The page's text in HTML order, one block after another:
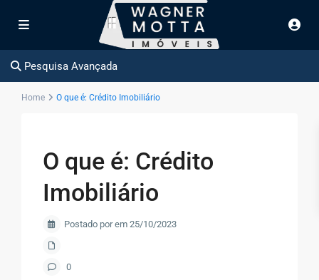
Pesquisa Avançada
Home O que é: Crédito Imobiliário
O que é: Crédito
Imobiliário
Postado por em 25/10/2023
0